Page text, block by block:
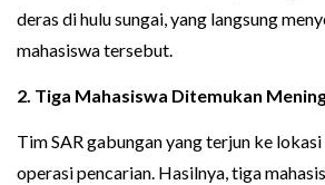
deras di hulu sungai, yang langsung
mahasiswa tersebut.
2. Tiga Mahasiswa Ditemukan
Tim SAR gabungan yang terjun ke
operasi pencarian. Hasilnya, tiga